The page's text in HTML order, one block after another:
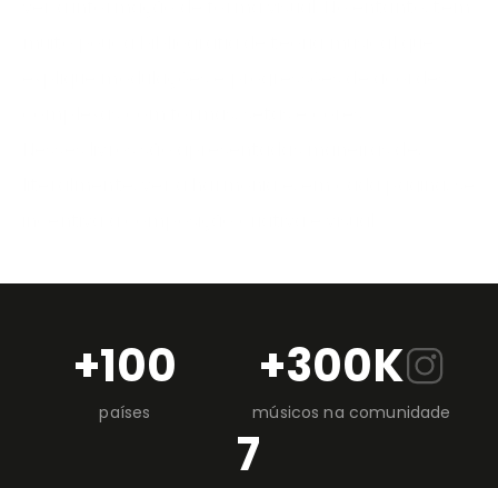
+100
países
+300K
músicos na comunidade
7